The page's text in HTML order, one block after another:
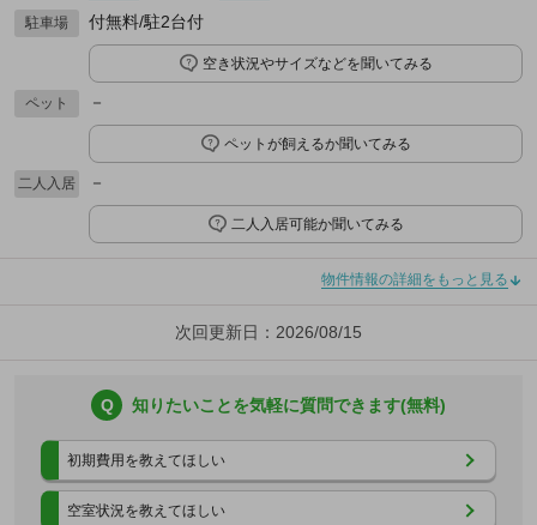
駐車場 付無料/駐2台付
空き状況やサイズなどを聞いてみる
ペット －
ペットが飼えるか聞いてみる
二人入居 －
二人入居可能か聞いてみる
物件情報の詳細をもっと見る
次回更新日：2026/08/15
Q 知りたいことを気軽に質問できます(無料)
初期費用を教えてほしい
空室状況を教えてほしい